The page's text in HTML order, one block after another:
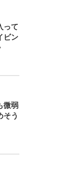
って
ビン
微弱
そう